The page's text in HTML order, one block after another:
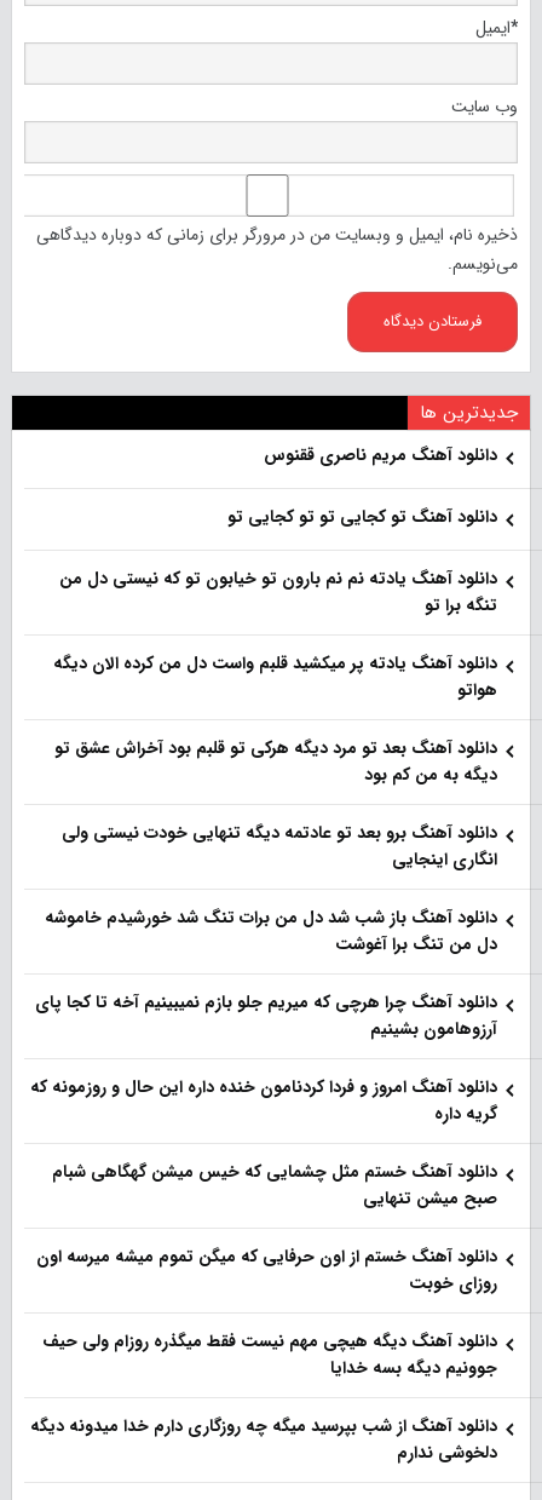
ایمیل*
وب‌ سایت
ذخیره نام، ایمیل و وبسایت من در مرورگر برای زمانی که دوباره دیدگاهی
می‌نویسم.
جدیدترین ها
دانلود آهنگ مریم ناصری ققنوس
دانلود آهنگ تو کجایی تو تو کجایی تو
دانلود آهنگ یادته نم نم بارون تو خیابون تو که نیستی دل من
تنگه برا تو
دانلود آهنگ یادته پر میکشید قلبم واست دل من کرده الان دیگه
هواتو
دانلود آهنگ بعد تو مرد دیگه هرکی تو قلبم بود آخراش عشق تو
دیگه به من کم بود
دانلود آهنگ برو بعد تو عادتمه دیگه تنهایی خودت نیستی ولی
انگاری اینجایی
دانلود آهنگ باز شب شد دل من برات تنگ شد خورشیدم خاموشه
دل من تنگ برا آغوشت
دانلود آهنگ چرا هرچی که میریم جلو بازم نمیبینیم آخه تا کجا پای
آرزوهامون بشینیم
دانلود آهنگ امروز و فردا کردنامون خنده داره این حال و روزمونه که
گریه داره
دانلود آهنگ خستم مثل چشمایی که خیس میشن گهگاهی شبام
صبح میشن تنهایی
دانلود آهنگ خستم از اون حرفایی که میگن تموم میشه میرسه اون
روزای خوبت
دانلود آهنگ دیگه هیچی مهم نیست فقط میگذره روزام ولی حیف
جوونیم دیگه بسه خدایا
دانلود آهنگ از شب بپرسید میگه چه روزگاری دارم خدا میدونه دیگه
دلخوشی ندارم